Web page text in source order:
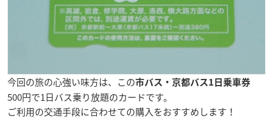
今回の旅の心強い味方は、この市バス・京都バス1日乗車券
500円で1日バス乗り放題のカードです。
ご利用の交通手段に合わせての購入をおすすめします！